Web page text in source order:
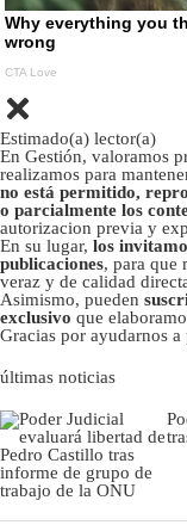
Estimado(a) lector(a)
En Gestión, valoramos
realizamos para
no está permitido,
o parcialmente los
autorizacion previa y
En su lugar, los
publicaciones, para que
veraz y de calidad
Asimismo, pueden
exclusivo que
Gracias por ayudarnos
últimas noticias